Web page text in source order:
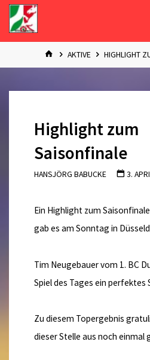
Zum
Inhalt
springen
STARTAKTIVE HIGHLIGHT
Highlight zum
Saisonfinale
HANSJÖRG BABUCKE 3.
Ein Highlight zum
gab es am Sonntag in
Tim Neugebauer vom 1. BC
Spiel des Tages ein perfektes
Zu diesem Topergebnis
dieser Stelle aus noch einmal